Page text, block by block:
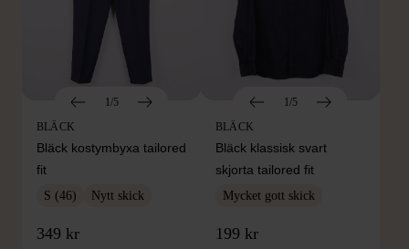
1/5
BLÄCK
Bläck kostymbyxa tailored
fit
S (46) Nytt skick
349 kr
1/5
BLÄCK
Bläck klassisk svart
skjorta tailored fit
Mycket gott skick
199 kr